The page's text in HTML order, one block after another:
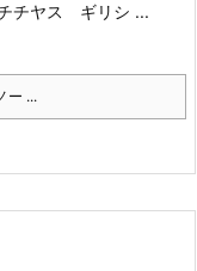
チヤス ギリシ ...
ー ...